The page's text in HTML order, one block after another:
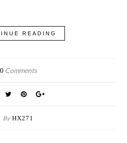
READING
0Comments
By HX271